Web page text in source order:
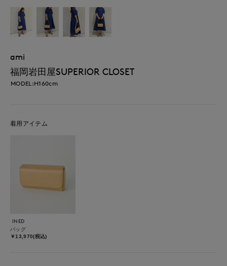
ami
福岡岩田屋SUPERIOR CLOSET
MODEL:H160cm
着用アイテム
INED
バッグ
￥13,970(税込)